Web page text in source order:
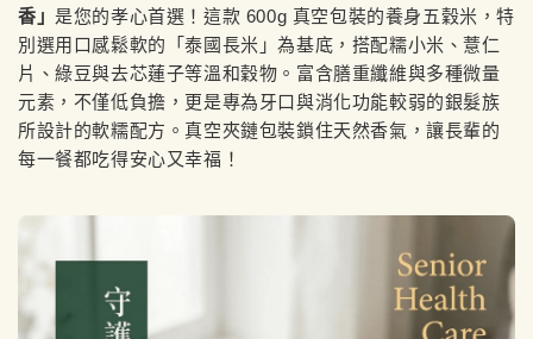
香」是您的孝心首選！這款 600g 真空包裝的養身五穀米，特
別選用口感鬆軟的「泰國長米」為基底，搭配糯小米、薏仁
片、綠豆與去芯蓮子等溫和穀物。富含膳重纖維與多種微量
元素，不僅低負擔，更是專為牙口與消化功能較弱的銀髮族
所設計的軟糯配方。真空夾鏈包裝鎖住天然香氣，讓長輩的
每一餐都吃得安心又幸福！